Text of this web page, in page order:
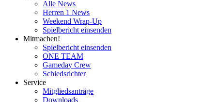
Alle News
Herren 1 News
Weekend Wrap-Up
Spielbericht einsenden
Mitmachen!
Spielbericht einsenden
ONE TEAM
Gameday Crew
Schiedsrichter
Service
Mitgliedsanträge
Downloads